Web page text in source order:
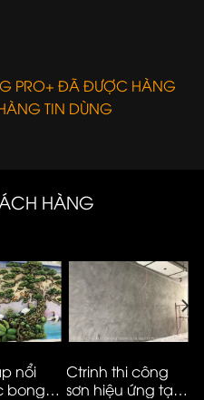
PRO+ ĐÃ ĐƯỢC HÀNG
TIN DÙNG
HÀNG
nổi
bong
Ctrinh thi công
sơn hiệu ứng tại